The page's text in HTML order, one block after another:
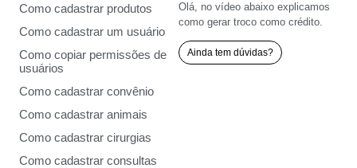
Como cadastrar produtos
Como cadastrar um usuário
Como copiar permissões de
usuários
Como cadastrar convênio
Como cadastrar animais
Como cadastrar cirurgias
Como cadastrar consultas
Olá, no vídeo abaixo explicamos
como gerar troco como crédito.
Ainda tem dúvidas?